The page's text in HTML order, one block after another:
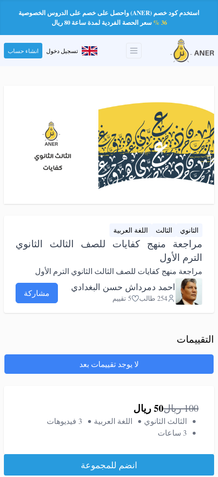
استخدم كود خصم (ANER) واحصل على خصم على الدروس الخصوصية
36 %
سعر الحصة الفردية لمدة ساعة 80 ريال
تسجيل دخول انشاء حساب
الثانوي الثالث اللغة العربية
مراجعة منهج كفايات للصف الثالث الثانوي
الترم الأول
مراجعة منهج كفايات للصف الثالث الثانوي الترم الأول
احمد دمرداش حسن البغدادي
254 طالب 5 تقييم
مشاركة
التقييمات
لا يوجد تقييمات بعد
100ريال50ريال
الثالث الثانوي اللغة العربية
3 فيديوهات
3 ساعات
انضم للمجموعة